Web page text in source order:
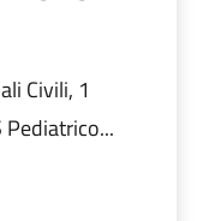
Civili, 1
Pediatrico...